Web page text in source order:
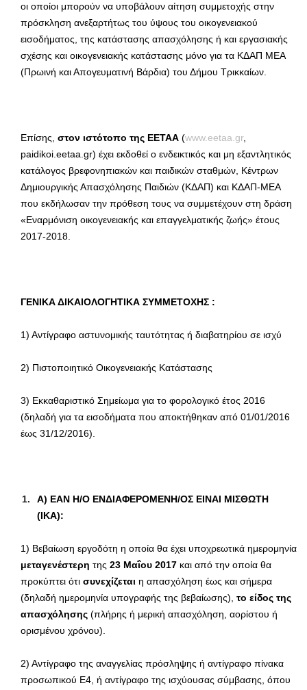
οι οποίοι μπορούν να υποβάλουν αίτηση συμμετοχής στην
πρόσκληση ανεξαρτήτως του ύψους του οικογενειακού
εισοδήματος, της κατάστασης απασχόλησης ή και εργασιακής
σχέσης και οικογενειακής κατάστασης μόνο για τα ΚΔΑΠ ΜΕΑ
(Πρωινή και Απογευματινή Βάρδια) του Δήμου Τρικκαίων.
Επίσης, στον ιστότοπο της ΕΕΤΑΑ (www.eetaa.gr,
paidikoi.eetaa.gr) έχει εκδοθεί ο ενδεικτικός και μη εξαντλητικός
κατάλογος βρεφονηπιακών και παιδικών σταθμών, Κέντρων
Δημιουργικής Απασχόλησης Παιδιών (ΚΔΑΠ) και ΚΔΑΠ-ΜΕΑ
που εκδήλωσαν την πρόθεση τους να συμμετέχουν στη δράση
«Εναρμόνιση οικογενειακής και επαγγελματικής ζωής» έτους
2017-2018.
ΓΕΝΙΚΑ ΔΙΚΑΙΟΛΟΓΗΤΙΚΑ ΣΥΜΜΕΤΟΧΗΣ :
1) Αντίγραφο αστυνομικής ταυτότητας ή διαβατηρίου σε ισχύ
2) Πιστοποιητικό Οικογενειακής Κατάστασης
3) Εκκαθαριστικό Σημείωμα για το φορολογικό έτος 2016
(δηλαδή για τα εισοδήματα που αποκτήθηκαν από 01/01/2016
έως 31/12/2016).
A) ΕΑΝ Η/Ο ΕΝΔΙΑΦΕΡΟΜΕΝΗ/ΟΣ ΕΙΝΑΙ ΜΙΣΘΩΤΗ
(ΙΚΑ):
1) Βεβαίωση εργοδότη η οποία θα έχει υποχρεωτικά ημερομηνία
μεταγενέστερη της 23 Μαΐου 2017 και από την οποία θα
προκύπτει ότι συνεχίζεται η απασχόληση έως και σήμερα
(δηλαδή ημερομηνία υπογραφής της βεβαίωσης), το είδος της
απασχόλησης (πλήρης ή μερική απασχόληση, αορίστου ή
ορισμένου χρόνου).
2) Αντίγραφο της αναγγελίας πρόσληψης ή αντίγραφο πίνακα
προσωπικού Ε4, ή αντίγραφο της ισχύουσας σύμβασης, όπου